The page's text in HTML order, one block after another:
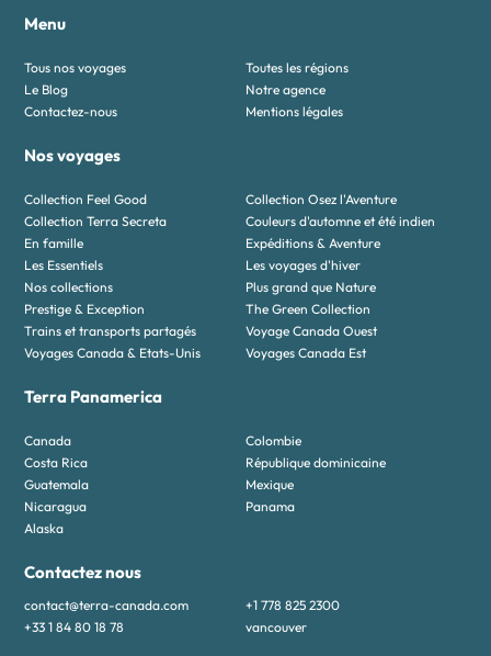
Menu
Tous nos voyages
Toutes les régions
Le Blog
Notre agence
Contactez-nous
Mentions légales
Nos voyages
Collection Feel Good
Collection Osez l'Aventure
Collection Terra Secreta
Couleurs d'automne et été indien
En famille
Expéditions & Aventure
Les Essentiels
Les voyages d'hiver
Nos collections
Plus grand que Nature
Prestige & Exception
The Green Collection
Trains et transports partagés
Voyage Canada Ouest
Voyages Canada & Etats-Unis
Voyages Canada Est
Terra Panamerica
Canada
Colombie
Costa Rica
République dominicaine
Guatemala
Mexique
Nicaragua
Panama
Alaska
Contactez nous
contact@terra-canada.com
+1 778 825 2300
+33 1 84 80 18 78
vancouver